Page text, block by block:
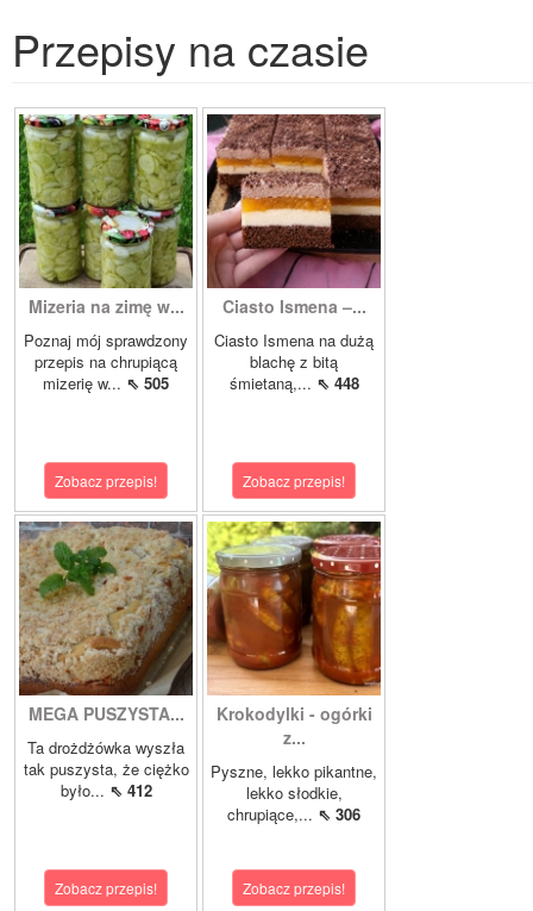
Przepisy na czasie
Mizeria na zimę w...
Poznaj mój sprawdzony
przepis na chrupiącą
mizerię w... ⇖ 505
Zobacz przepis!
Ciasto Ismena –...
Ciasto Ismena na dużą
blachę z bitą
śmietaną,... ⇖ 448
Zobacz przepis!
MEGA PUSZYSTA...
Ta drożdżówka wyszła
tak puszysta, że ciężko
było... ⇖ 412
Zobacz przepis!
Krokodylki - ogórki
z...
Pyszne, lekko pikantne,
lekko słodkie,
chrupiące,... ⇖ 306
Zobacz przepis!